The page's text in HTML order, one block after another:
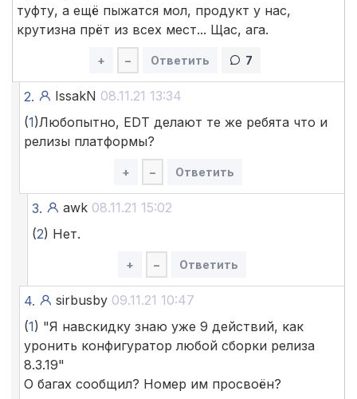
туфту, а ещё пыжатся мол, продукт у нас,
крутизна прёт из всех мест... Щас, ага.
+ – Ответить 7
2. IssakN 08.11.21 13:34
(1)Любопытно, EDT делают те же ребята что и
релизы платформы?
+ – Ответить
3. awk 08.11.21 15:02
(2) Нет.
+ – Ответить
4. sirbusby 09.11.21 10:47
(1) "Я навскидку знаю уже 9 действий, как
уронить конфигуратор любой сборки релиза
8.3.19"
О багах сообщил? Номер им просвоён?